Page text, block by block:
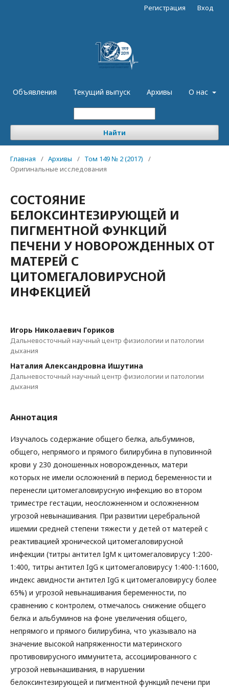
Объявления Текущий выпуск Архивы О нас
Найти
Регистрация Вход
Главная / Архивы / Том 149 № 2 (2017)
/
Оригинальные исследования
СОСТОЯНИЕ
БЕЛОКСИНТЕЗИРУЮЩЕЙ И
ПИГМЕНТНОЙ ФУНКЦИЙ
ПЕЧЕНИ У НОВОРОЖДЕННЫХ ОТ
МАТЕРЕЙ С
ЦИТОМЕГАЛОВИРУСНОЙ
ИНФЕКЦИЕЙ
Игорь Николаевич Гориков
Дальневосточный научный центр физиологии и патологии
дыхания
Наталия Александровна Ишутина
Дальневосточный научный центр физиологии и патологии
дыхания
Аннотация
Изучалось содержание общего белка, альбуминов,
общего, непрямого и прямого билирубина в пуповинной
крови у 230 доношенных новорожденных, матери
которых не имели осложнений в период беременности и
перенесли цитомегаловирусную инфекцию во втором
триместре гестации, неосложненном и осложненном
угрозой невынашивания. При развитии церебральной
ишемии средней степени тяжести у детей от матерей с
реактивацией хронической цитомегаловирусной
инфекции (титры антител IgM к цитомегаловирусу 1:200-
1:400, титры антител IgG к цитомегаловирусу 1:400-1:1600,
индекс авидности антител IgG к цитомегаловирусу более
65%) и угрозой невынашивания беременности, по
сравнению с контролем, отмечалось снижение общего
белка и альбуминов на фоне увеличения общего,
непрямого и прямого билирубина, что указывало на
значение высокой напряженности материнского
противовирусного иммунитета, ассоциированного с
угрозой невынашивания, в нарушении
белоксинтезирующей и пигментной функций печени при